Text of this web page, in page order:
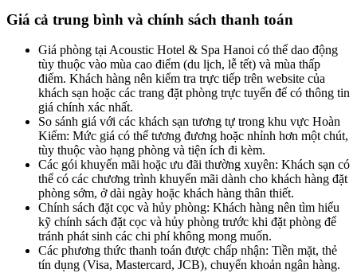
Giá cả trung bình và chính sách thanh toán
Giá phòng tại Acoustic Hotel & Spa Hanoi có thể dao động
tùy thuộc vào mùa cao điểm (du lịch, lễ tết) và mùa thấp
điểm. Khách hàng nên kiểm tra trực tiếp trên website của
khách sạn hoặc các trang đặt phòng trực tuyến để có thông tin
giá chính xác nhất.
So sánh giá với các khách sạn tương tự trong khu vực Hoàn
Kiếm: Mức giá có thể tương đương hoặc nhỉnh hơn một chút,
tùy thuộc vào hạng phòng và tiện ích đi kèm.
Các gói khuyến mãi hoặc ưu đãi thường xuyên: Khách sạn có
thể có các chương trình khuyến mãi dành cho khách hàng đặt
phòng sớm, ở dài ngày hoặc khách hàng thân thiết.
Chính sách đặt cọc và hủy phòng: Khách hàng nên tìm hiểu
kỹ chính sách đặt cọc và hủy phòng trước khi đặt phòng để
tránh phát sinh các chi phí không mong muốn.
Các phương thức thanh toán được chấp nhận: Tiền mặt, thẻ
tín dụng (Visa, Mastercard, JCB), chuyển khoản ngân hàng.